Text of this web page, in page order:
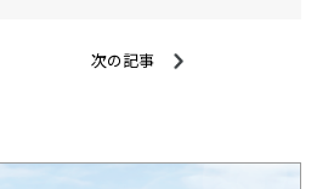
次の記事